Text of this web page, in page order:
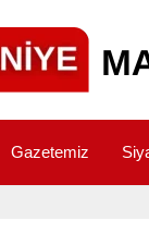
Gazetemiz